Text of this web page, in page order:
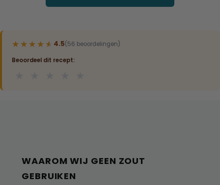
★★★★★
★★★★★ 4.5(56 beoordelingen)
Beoordeel dit recept:
WAAROM WIJ GEEN ZOUT
GEBRUIKEN